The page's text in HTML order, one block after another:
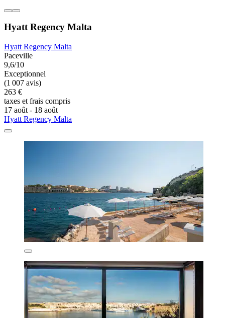
Hyatt Regency Malta
Hyatt Regency Malta
Paceville
9,6/10
Exceptionnel
(1 007 avis)
263 €
taxes et frais compris
17 août - 18 août
Hyatt Regency Malta